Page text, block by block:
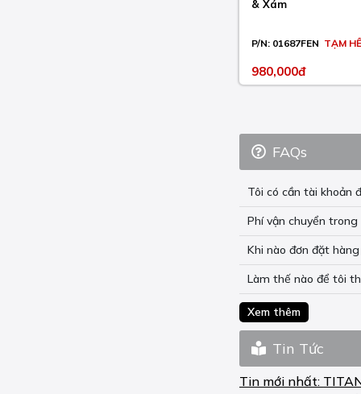
& Xám
P/N: 01687FEN TẠM
980,000đ
FAQs
Tôi có cần tài khoản
Phí vận chuyển
Khi nào đơn đặt
Làm thế nào để tôi
Xem thêm
Tin Tức
Tin mới nhất: